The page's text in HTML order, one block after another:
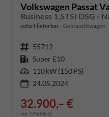
Volkswagen Passat
sofort lieferbar Gebrauchtwagen
Fahrzeugnummer 55712
Kraftstoff Super E10
Leistung 110 kW (150 PS)
24.05.2024
32.900,– €
incl. 19% MwSt.